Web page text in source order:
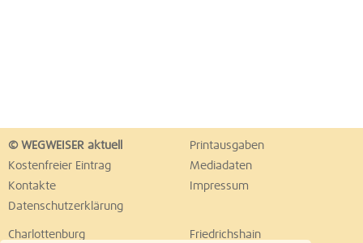
© WEGWEISER aktuell
Printausgaben
Kostenfreier Eintrag
Mediadaten
Kontakte
Impressum
Datenschutzerklärung
Charlottenburg Friedrichshain